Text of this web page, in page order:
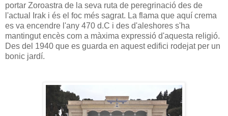
portar Zoroastra de la seva ruta de peregrinació des de
l'actual Irak i és el foc més sagrat. La flama que aquí crema
es va encendre l'any 470 d.C i des d'aleshores s'ha
mantingut encès com a màxima expressió d'aquesta religió.
Des del 1940 que es guarda en aquest edifici rodejat per un
bonic jardí.